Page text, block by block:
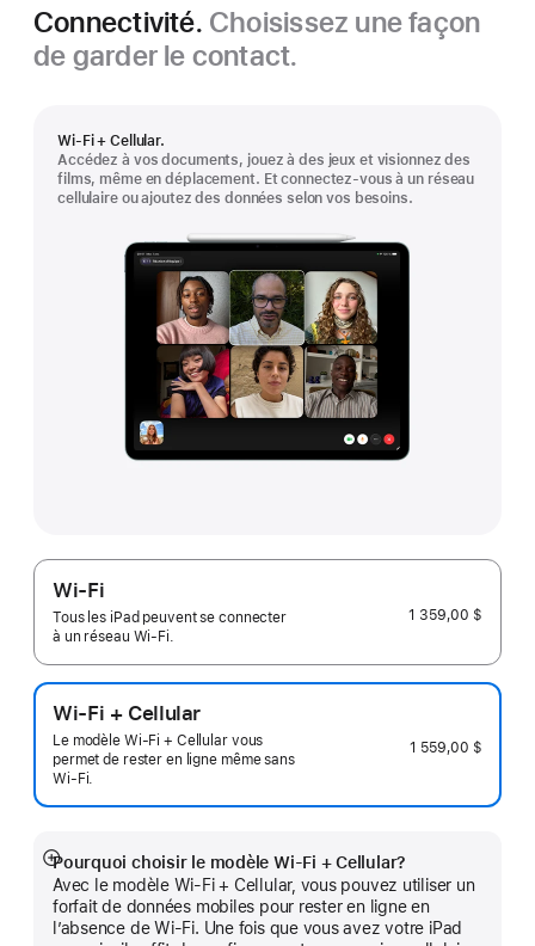
Connectivité. Choisissez une façon
de garder le contact.
Wi-Fi + Cellular.
Accédez à vos documents, jouez à des jeux et visionnez des
films, même en déplacement. Et connectez-vous à un réseau
cellulaire ou ajoutez des données selon vos besoins.
Wi-Fi
Tous les iPad peuvent se connecter
à un réseau Wi-Fi.
1 359,00 $
Wi-Fi + Cellular
Le modèle Wi-Fi + Cellular vous
permet de rester en ligne même sans
Wi-Fi.
1 559,00 $
Pourquoi choisir le modèle Wi‑Fi + Cellular?
Avec le modèle Wi-Fi + Cellular, vous pouvez utiliser un
forfait de données mobiles pour rester en ligne en
l’absence de Wi-Fi. Une fois que vous avez votre iPad
En
montrer
plus